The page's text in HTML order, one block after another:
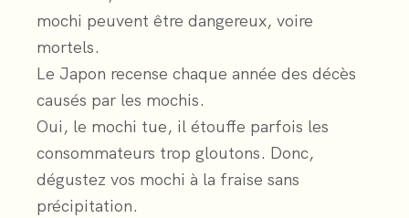
mochi peuvent être dangereux, voire
mortels.
Le Japon recense chaque année des décès
causés par les mochis.
Oui, le mochi tue, il étouffe parfois les
consommateurs trop gloutons. Donc,
dégustez vos mochi à la fraise sans
précipitation.